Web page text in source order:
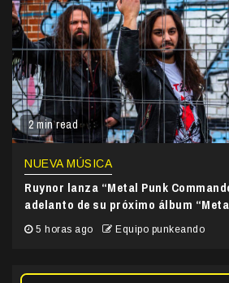
2 min read
NUEVA MÚSICA
Ruynor lanza “Metal Punk
adelanto de su próximo álbum
5 horas ago Equipo punkeando